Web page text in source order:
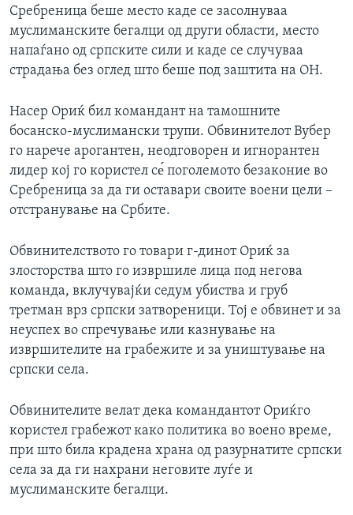
Сребреница беше место каде се засолнуваа
муслиманските бегалци од други области, место
напаѓано од српските сили и каде се случуваа
страдања без оглед што беше под заштита на ОН.
Насер Ориќ бил командант на тамошните
босанско-муслимански трупи. Обвинителот Вубер
го нарече арогантен, неодговорен и игнорантен
лидер кој го користел се́ поголемото безаконие во
Сребреница за да ги оставари своите воени цели –
отстранување на Србите.
Обвинителството го товари г-динот Ориќ за
злосторства што го извршиле лица под негова
команда, вклучувајќи седум убиства и груб
третман врз српски затвореници. Тој е обвинет и за
неуспех во спречување или казнување на
извршителите на грабежите и за уништување на
српски села.
Обвинителите велат дека командантот Ориќго
користел грабежот како политика во воено време,
при што била крадена храна од разурнатите српски
села за да ги нахрани неговите луѓе и
муслиманските бегалци.